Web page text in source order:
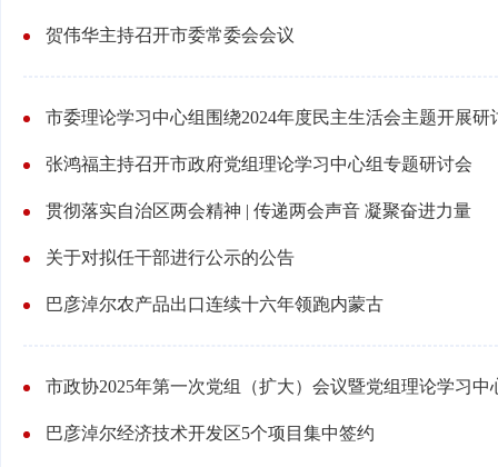
贺伟华主持召开市委常委会会议
市委理论学习中心组围绕2024年度民主生活会主题开展研
张鸿福主持召开市政府党组理论学习中心组专题研讨会
贯彻落实自治区两会精神 | 传递两会声音 凝聚奋进力量
关于对拟任干部进行公示的公告
巴彦淖尔农产品出口连续十六年领跑内蒙古
巴彦淖尔经济技术开发区5个项目集中签约